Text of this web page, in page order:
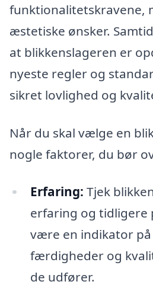
funktionalitetskravene,
æstetiske ønsker.
at blikkenslageren er
nyeste regler og
sikret lovlighed og
Når du skal vælge en
nogle faktorer, du bør
Erfaring: Tjek
erfaring og tidligere
være en indikator på
færdigheder og
de udfører.